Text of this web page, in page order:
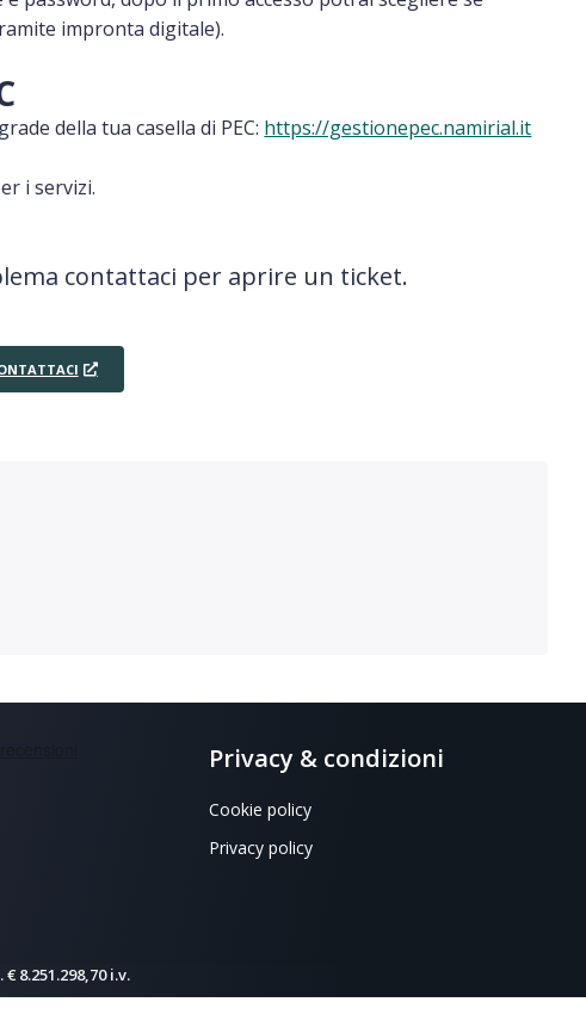
impronta digitale).
della tua casella di PEC: https://gestionepec.namirial.it
i servizi.
contattaci per aprire un ticket.
Privacy & condizioni
Cookie policy
Privacy policy
8.251.298,70 i.v.